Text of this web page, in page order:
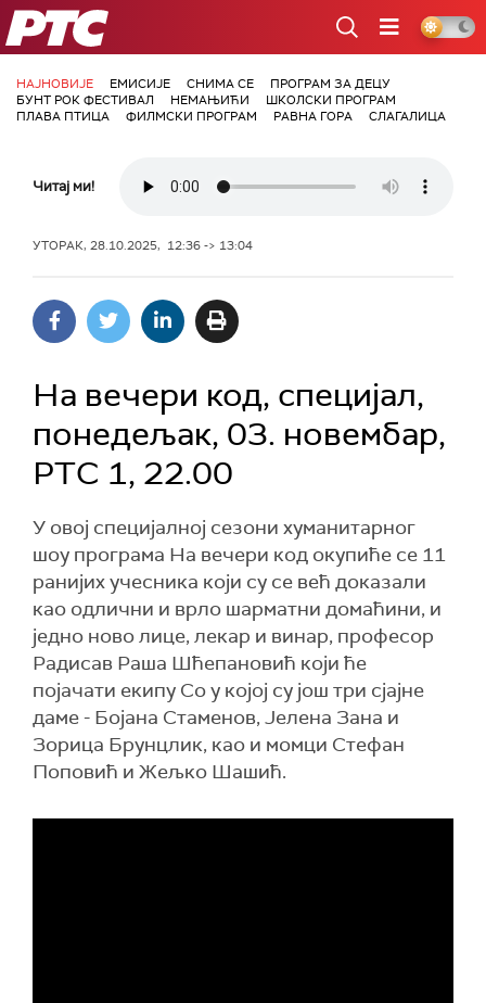
РТС
НАЈНОВИЈЕ ЕМИСИЈЕ СНИМА СЕ
ПРОГРАМ ЗА ДЕЦУ
БУНТ РОК ФЕСТИВАЛ
НЕМАЊИЋИ
ШКОЛСКИ ПРОГРАМ
ПЛАВА ПТИЦА
ФИЛМСКИ ПРОГРАМ РАВНА ГОРА СЛАГАЛИЦА
Читај ми!
УТОРАК, 28.10.2025, 12:36 -> 13:04
На вечери код, специјал,
понедељак, 03. новембар,
РТС 1, 22.00
У овој специјалној сезони хуманитарног
шоу програма На вечери код окупиће се 11
ранијих учесника који су се већ доказали
као одлични и врло шарматни домаћини, и
једно ново лице, лекар и винар, професор
Радисав Раша Шћепановић који ће
појачати екипу Со у којој су још три сјајне
даме - Бојана Стаменов, Јелена Зана и
Зорица Брунцлик, као и момци Стефан
Поповић и Жељко Шашић.